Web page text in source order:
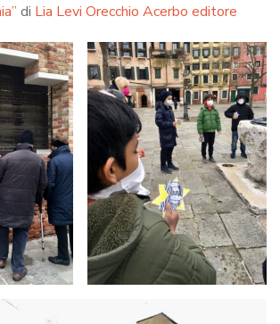
di Lia Levi Orecchio Acerbo editore